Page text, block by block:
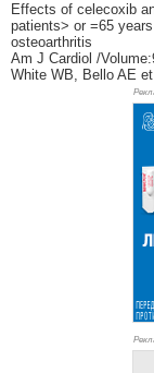
Effects of celecoxib
patients> or =65
osteoarthritis
Am J Cardiol /
White WB, Bello AE et